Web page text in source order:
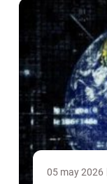
05 may 2026